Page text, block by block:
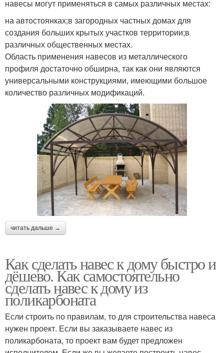
навесы могут применяться в самых различных местах:
на автостоянках;в загородных частных домах для
создания больших крытых участков территории;в
различных общественных местах.
Область применения навесов из металлического
профиля достаточно обширна, так как они являются
универсальными конструкциями, имеющими большое
количество различных модификаций.
читать дальше →
Как сделать навес к дому быстро и
дёшево. Как самостоятельно
сделать навес к дому из
поликарбоната
Если строить по правилам, то для строительства навеса
нужен проект. Если вы заказываете навес из
поликарбоната, то проект вам будет предложен